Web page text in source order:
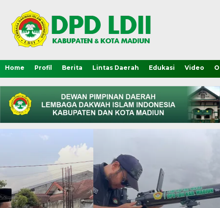
Home Profil Berita Lintas Daerah Edukasi Video